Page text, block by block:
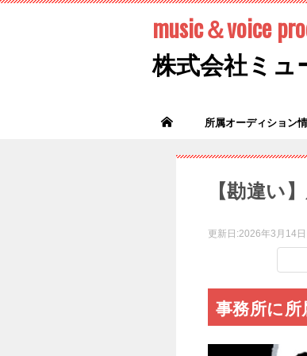
music＆voice
株式会社ミ
所属オーディション
【勘違い
更新日:2026年3月14日
事務所に